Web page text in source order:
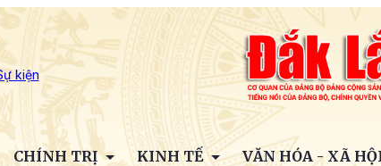
kiện
CHÍNH TRỊ KINH TẾ VĂN HÓA - XÃ